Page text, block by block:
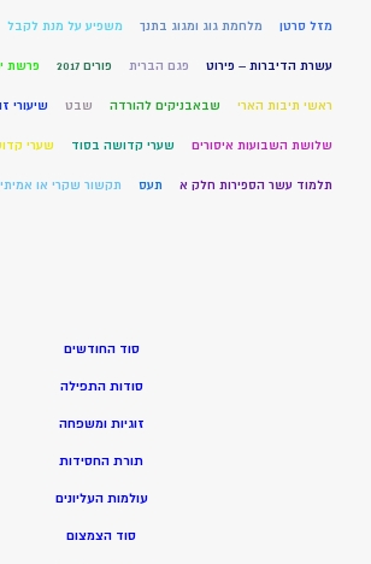
מזל סרטן מלחמת גוג ומגוג בתנך משפיע על מנת לקבל
עשרת הדיברות – פירוט פגם הברית פורים 2017 פרשת
ראשי תיבות הארי שבאבניקים להורדה שבט שיעורי
שלושת השבועות איסורים שערי קדושה בסוד שערי
תלמוד עשר הספירות חלק א תעס תקשור שקרי או אמיתי
סוד החודשים
סודות התפילה
זוגיות ומשפחה
תורת החסידות
עולמות העליונים
סוד הצמצום